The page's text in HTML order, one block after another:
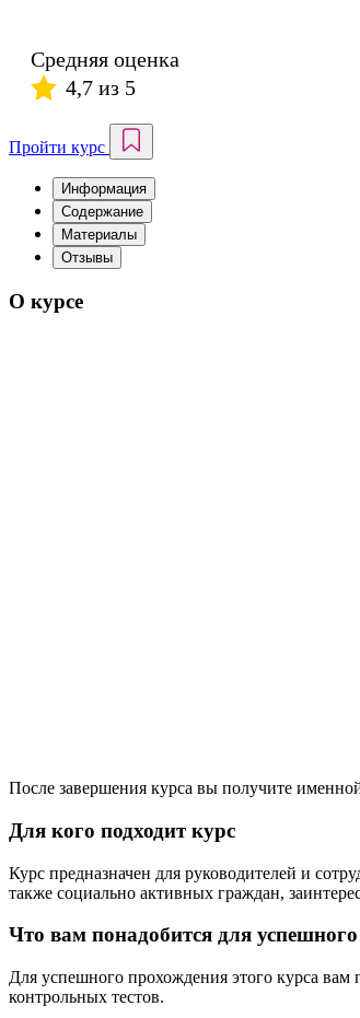
Средняя оценка
4,7 из 5
Пройти курс
Информация
Содержание
Материалы
Отзывы
О курсе
После завершения курса вы получите
Для кого подходит курс
Курс предназначен для руководителей и
также социально активных граждан,
Что вам понадобится для успешного
Для успешного прохождения этого курса вам
контрольных тестов.